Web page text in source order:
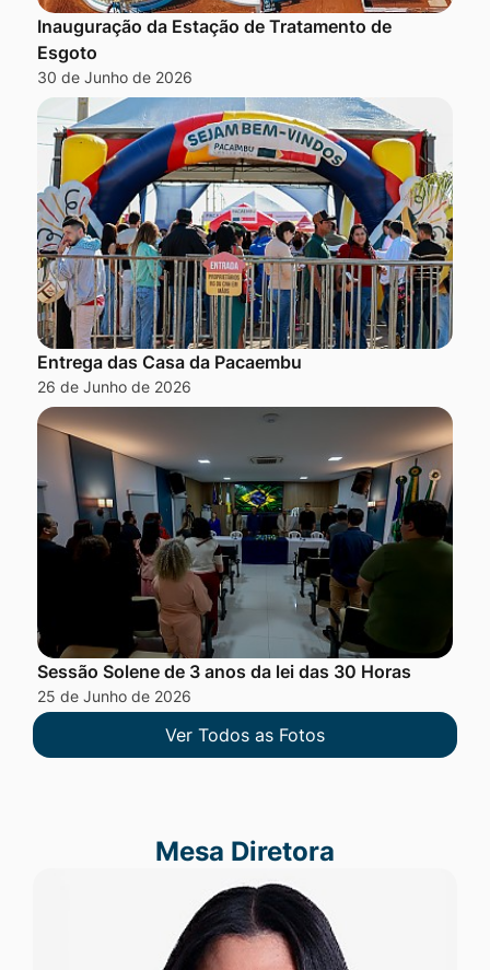
Inauguração da Estação de Tratamento de
Esgoto
30 de Junho de 2026
Entrega das Casa da Pacaembu
26 de Junho de 2026
Sessão Solene de 3 anos da lei das 30 Horas
25 de Junho de 2026
Ver Todos as Fotos
Mesa Diretora